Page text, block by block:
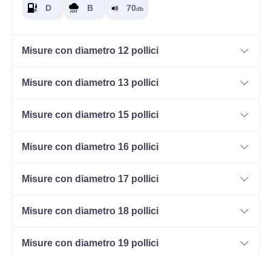
Misure con diametro 12 pollici
Misure con diametro 13 pollici
Misure con diametro 15 pollici
Misure con diametro 16 pollici
Misure con diametro 17 pollici
Misure con diametro 18 pollici
Misure con diametro 19 pollici